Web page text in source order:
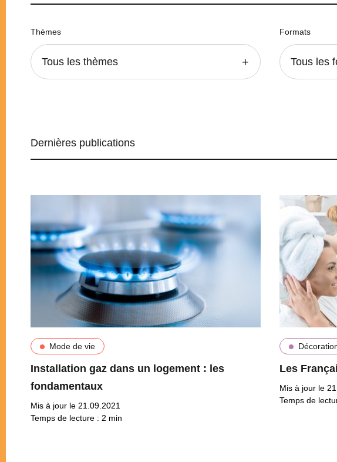
Thèmes
Tous les thèmes
Formats
Tous les
Dernières publications
Mode de vie
Installation gaz dans un logement : les
fondamentaux
Mis à jour le 21.09.2021
Temps de lecture : 2 min
Les
Mis à jour le
Temps de